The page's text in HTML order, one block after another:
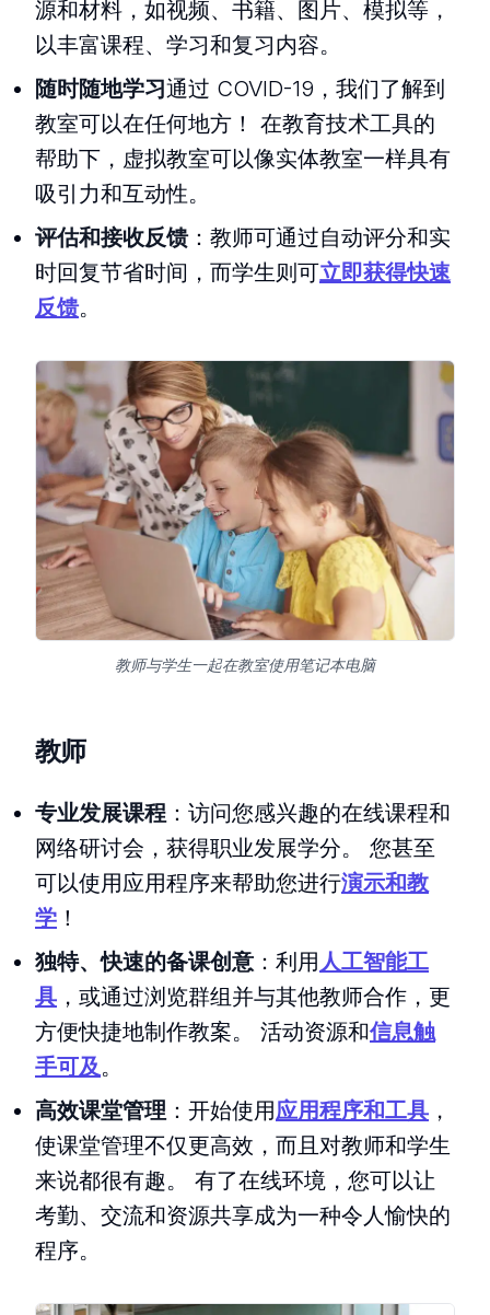
源和材料，如视频、书籍、图片、模拟等，
以丰富课程、学习和复习内容。
随时随地学习通过 COVID-19，我们了解到
教室可以在任何地方！ 在教育技术工具的
帮助下，虚拟教室可以像实体教室一样具有
吸引力和互动性。
评估和接收反馈：教师可通过自动评分和实
时回复节省时间，而学生则可立即获得快速
反馈。
教师与学生一起在教室使用笔记本电脑
教师
专业发展课程 ：访问您感兴趣的在线课程和
网络研讨会，获得职业发展学分。 您甚至
可以使用应用程序来帮助您进行演示和教
学 ！
独特、快速的备课创意 ：利用人工智能工
具 ，或通过浏览群组并与其他教师合作，更
方便快捷地制作教案。 活动资源和信息触
手可及。
高效课堂管理 ：开始使用应用程序和工具 ，
使课堂管理不仅更高效，而且对教师和学生
来说都很有趣。 有了在线环境，您可以让
考勤、交流和资源共享成为一种令人愉快的
程序。